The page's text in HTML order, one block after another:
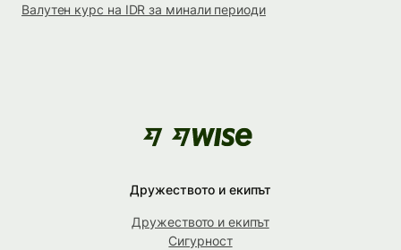
Валутен курс на IDR за минали периоди
Дружеството и екипът
Дружеството и екипът
Сигурност